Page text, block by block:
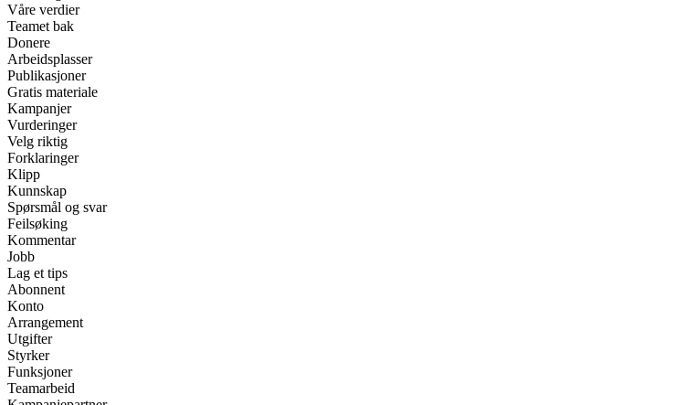
Våre verdier
Teamet bak
Donere
Arbeidsplasser
Publikasjoner
Gratis materiale
Kampanjer
Vurderinger
Velg riktig
Forklaringer
Klipp
Kunnskap
Spørsmål og svar
Feilsøking
Kommentar
Jobb
Lag et tips
Abonnent
Konto
Arrangement
Utgifter
Styrker
Funksjoner
Teamarbeid